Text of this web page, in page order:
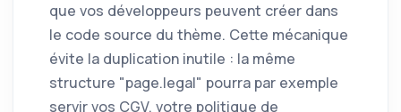
que vos développeurs peuvent créer dans
le code source du thème. Cette mécanique
évite la duplication inutile : la même
structure "page.legal" pourra par exemple
servir vos CGV, votre politique de